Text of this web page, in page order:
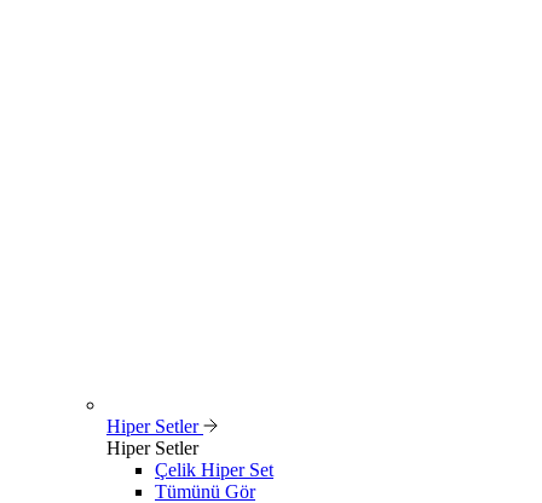
Hiper Setler
Hiper Setler
Çelik Hiper Set
Tümünü Gör